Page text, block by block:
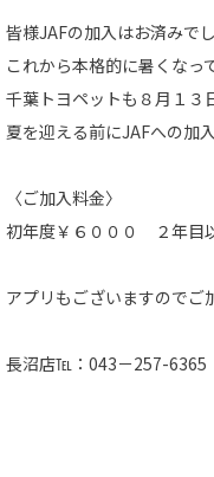
皆様JAFの加入はお済みで
これから本格的に暑くなっ
千葉トヨペットも８月１３
夏を迎える前にJAFへの加
〈ご加入料金〉
初年度￥６０００ ２年目
アプリもございますのでご
長沼店℡：043－257-6365